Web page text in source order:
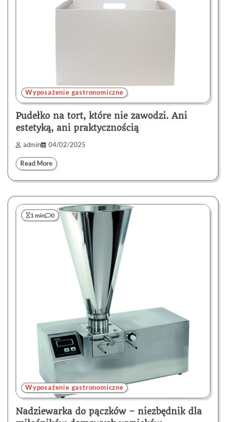
Wyposażenie gastronomiczne
Pudełko na tort, które nie zawodzi. Ani
estetyką, ani praktycznością
admin 04/02/2025
Read More
1 min 0
Wyposażenie gastronomiczne
Nadziewarka do pączków – niezbędnik dla